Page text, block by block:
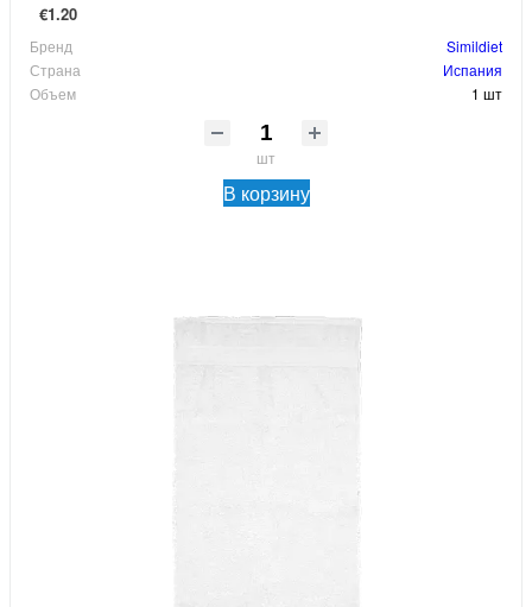
€1.20
Бренд
Simildiet
Страна
Испания
Объем
1 шт
шт
В корзину